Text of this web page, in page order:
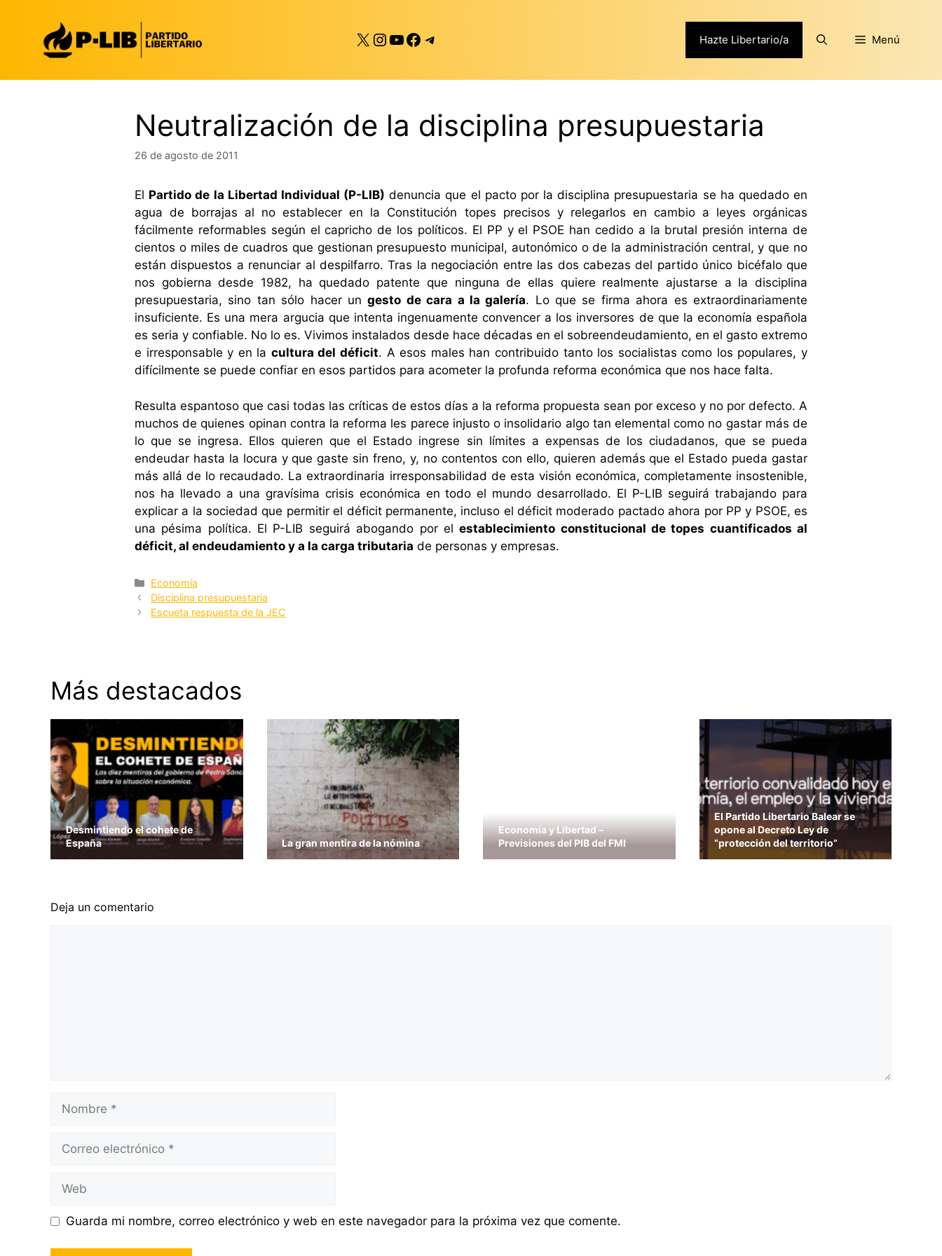
contenido
X Instagram
YouTube
Facebook
Telegram Hazte Libertario/a Menú
Neutralización de la disciplina presupuestaria
26 de agosto de 2011
El Partido de la Libertad Individual (P-LIB) denuncia que el pacto por la disciplina presupuestaria se ha quedado en
agua de borrajas al no establecer en la Constitución topes precisos y relegarlos en cambio a leyes orgánicas
fácilmente reformables según el capricho de los políticos. El PP y el PSOE han cedido a la brutal presión interna de
cientos o miles de cuadros que gestionan presupuesto municipal, autonómico o de la administración central, y que no
están dispuestos a renunciar al despilfarro. Tras la negociación entre las dos cabezas del partido único bicéfalo que
nos gobierna desde 1982, ha quedado patente que ninguna de ellas quiere realmente ajustarse a la disciplina
presupuestaria, sino tan sólo hacer ungesto de cara a la galería. Lo que se firma ahora es extraordinariamente
insuficiente. Es una mera argucia que intenta ingenuamente convencer a los inversores de que la economía española
es seria y confiable. No lo es. Vivimos instalados desde hace décadas en el sobreendeudamiento, en el gasto extremo
e irresponsable y en la cultura del déficit. A esos males han contribuido tanto los socialistas como los populares, y
difícilmente se puede confiar en esos partidos para acometer la profunda reforma económica que nos hace falta.
Resulta espantoso que casi todas las críticas de estos días a la reforma propuesta sean por exceso y no por defecto. A
muchos de quienes opinan contra la reforma les parece injusto o insolidario algo tan elemental como no gastar más de
lo que se ingresa. Ellos quieren que el Estado ingrese sin límites a expensas de los ciudadanos, que se pueda
endeudar hasta la locura y que gaste sin freno, y, no contentos con ello, quieren además que el Estado pueda gastar
más allá de lo recaudado. La extraordinaria irresponsabilidad de esta visión económica, completamente insostenible,
nos ha llevado a una gravísima crisis económica en todo el mundo desarrollado. El P-LIB seguirá trabajando para
explicar a la sociedad que permitir el déficit permanente, incluso el déficit moderado pactado ahora por PP y PSOE, es
una pésima política. El P-LIB seguirá abogando por elestablecimiento constitucional de topes cuantificados al
déficit, al endeudamiento y a la carga tributaria de personas y empresas.
Categorías
Economía
Disciplina presupuestaria
Escueta respuesta de la JEC
Más destacados
Desmintiendo el cohete de
España
La gran mentira de la nómina
Economía y Libertad –
Previsiones del PIB del FMI
El Partido Libertario Balear se
opone al Decreto Ley de
“protección del territorio”
Deja un comentario
Nombre
Correo
Web
Guarda mi nombre, correo electrónico y web en este navegador para la próxima vez que comente.